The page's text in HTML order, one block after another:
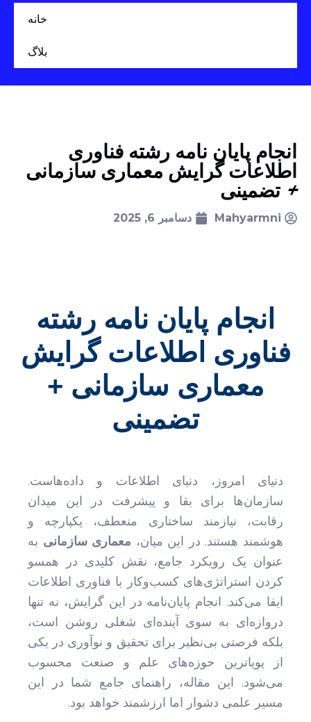
خانه
بلاگ
انجام پایان نامه رشته فناوری
اطلاعات گرایش معماری سازمانی
+ تضمینی
Mahyarmni دسامبر 6, 2025
انجام پایان نامه رشته
فناوری اطلاعات گرایش
معماری سازمانی +
تضمینی
دنیای امروز، دنیای اطلاعات و داده‌هاست.
سازمان‌ها برای بقا و پیشرفت در این میدان
رقابت، نیازمند ساختاری منعطف، یکپارچه و
هوشمند هستند. در این میان، معماری سازمانی به
عنوان یک رویکرد جامع، نقش کلیدی در همسو
کردن استراتژی‌های کسب‌وکار با فناوری اطلاعات
ایفا می‌کند. انجام پایان‌نامه در این گرایش، نه تنها
دروازه‌ای به سوی آینده‌ای شغلی روشن است،
بلکه فرصتی بی‌نظیر برای تحقیق و نوآوری در یکی
از پویاترین حوزه‌های علم و صنعت محسوب
می‌شود. این مقاله، راهنمای جامع شما در این
مسیر علمی دشوار اما ارزشمند خواهد بود.